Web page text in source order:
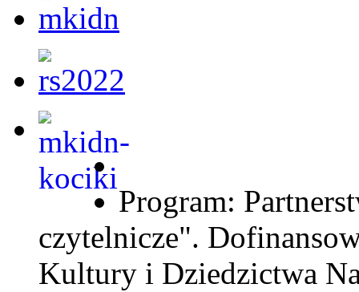
Program:
czytelnicze".
Kultury i Dziedzictwa